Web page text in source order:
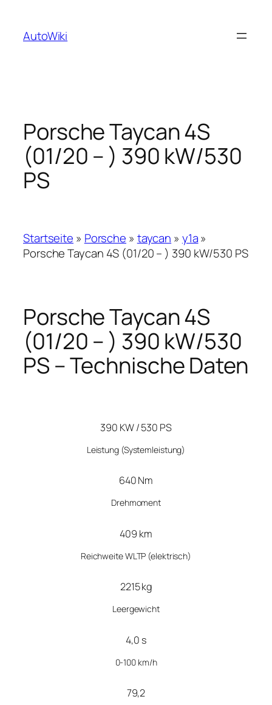
springen
AutoWiki
Porsche Taycan 4S
(01/20 – ) 390 kW/530
PS
Startseite » Porsche » taycan » y1a»
Porsche Taycan 4S (01/20 – ) 390 kW/530 PS
Porsche Taycan 4S
(01/20 – ) 390 kW/530
PS – Technische Daten
390 KW / 530 PS
Leistung(Systemleistung)
640 Nm
Drehmoment
409 km
Reichweite WLTP (elektrisch)
2215 kg
Leergewicht
4,0 s
0-100 km/h
79,2